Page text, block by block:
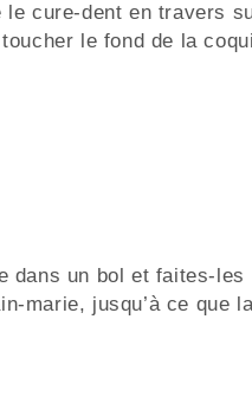
cure-dent en travers
le fond de la
dans un bol et faites-les
marie, jusqu’à ce que